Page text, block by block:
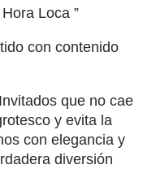
Loca ”
con contenido
que no cae
y evita la
con elegancia y
diversión